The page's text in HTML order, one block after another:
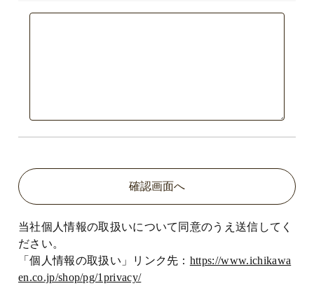
当社個人情報の取扱いについて同意のうえ送信してく
ださい。
「個人情報の取扱い」リンク先： https://www.ichikawa
en.co.jp/shop/pg/1privacy/